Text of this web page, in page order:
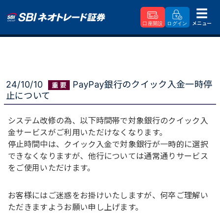
口座開設 ログイン
メニュー
24/10/10
PayPay銀行のクイック入金一時停
止について
システム改修の為、以下時間帯で対象銀行のクイック入
金サービスがご利用いただけなくなります。
停止時間中は、クイック入金で対象銀行が一時的に選択
できなくなりますが、他行については通常通りサービス
をご使用いただけます。
お客様にはご迷惑をお掛けいたしますが、何卒ご理解い
ただきますようお願い申し上げます。